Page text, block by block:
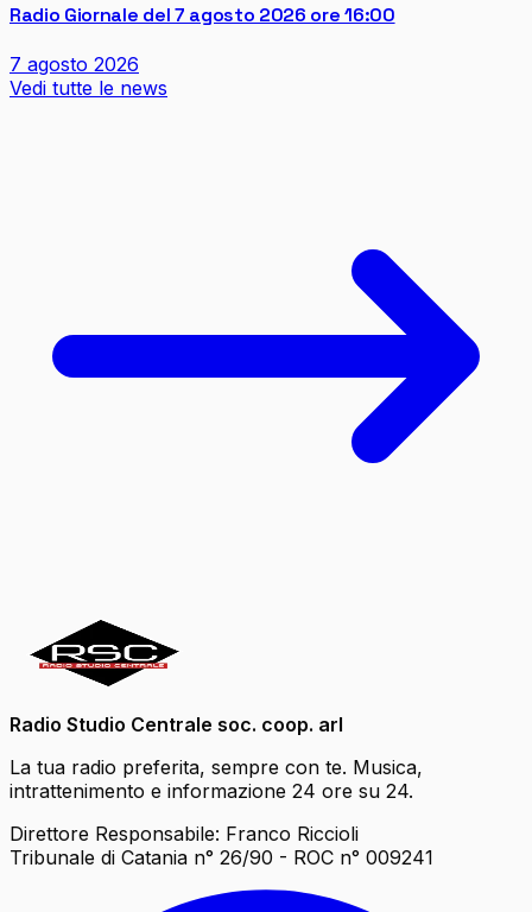
Radio Giornale del 7 agosto 2026 ore 16:00
7 agosto 2026
Vedi tutte le news
Radio Studio Centrale soc. coop. arl
La tua radio preferita, sempre con te. Musica,
intrattenimento e informazione 24 ore su 24.
Direttore Responsabile: Franco Riccioli
Tribunale di Catania n° 26/90 - ROC n° 009241